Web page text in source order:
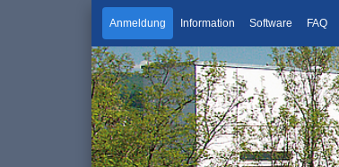
Anmeldung Information Software FAQ